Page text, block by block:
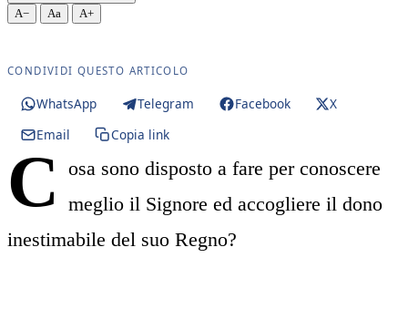
A− Aa A+
CONDIVIDI QUESTO ARTICOLO
WhatsApp Telegram Facebook
X
Email
Copia link
C
osa sono disposto a fare per conoscere
meglio il Signore ed accogliere il dono
inestimabile del suo Regno?